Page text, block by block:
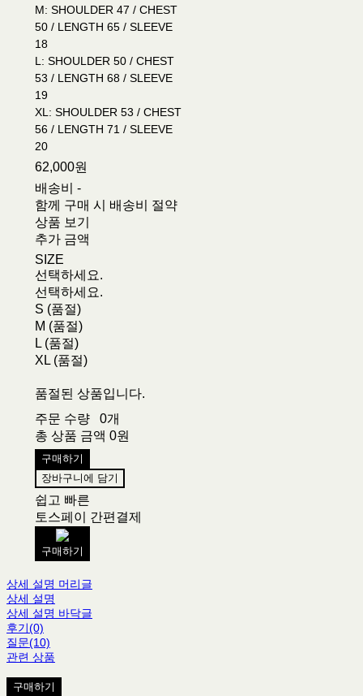
M: SHOULDER 47 / CHEST
50 / LENGTH 65 / SLEEVE
18
L: SHOULDER 50 / CHEST
53 / LENGTH 68 / SLEEVE
19
XL: SHOULDER 53 / CHEST
56 / LENGTH 71 / SLEEVE
20
62,000원
배송비 -
함께 구매 시 배송비 절약
상품 보기
추가 금액
SIZE
선택하세요.
선택하세요.
S (품절)
M (품절)
L (품절)
XL (품절)
품절된 상품입니다.
주문 수량
0개
총 상품 금액 0원
구매하기
장바구니에 담기
쉽고 빠른
토스페이 간편결제
구매하기
상세 설명 머리글
상세 설명
상세 설명 바닥글
후기(0)
질문(10)
관련 상품
구매하기